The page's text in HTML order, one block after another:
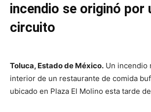
incendio se originó por
circuito
Toluca, Estado de México. Un incendio
interior de un restaurante de comida
ubicado en Plaza El Molino esta tarde